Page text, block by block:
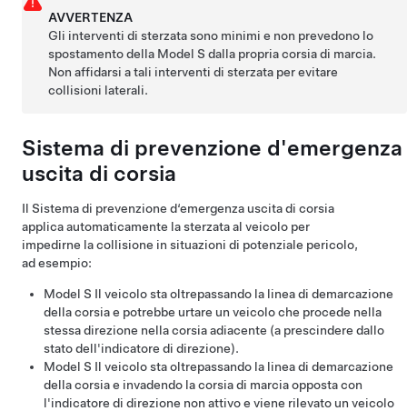
AVVERTENZA
Gli interventi di sterzata sono minimi e non prevedono lo
spostamento della Model S dalla propria corsia di marcia.
Non affidarsi a tali interventi di sterzata per evitare
collisioni laterali.
Sistema di prevenzione d'emergenza
uscita di corsia
Il Sistema di prevenzione d‘emergenza uscita di corsia
applica automaticamente la sterzata al veicolo per
impedirne la collisione in situazioni di potenziale pericolo,
ad esempio:
Model S Il veicolo sta oltrepassando la linea di demarcazione
della corsia e potrebbe urtare un veicolo che procede nella
stessa direzione nella corsia adiacente (a prescindere dallo
stato dell'indicatore di direzione).
Model S Il veicolo sta oltrepassando la linea di demarcazione
della corsia e invadendo la corsia di marcia opposta con
l'indicatore di direzione non attivo e viene rilevato un veicolo